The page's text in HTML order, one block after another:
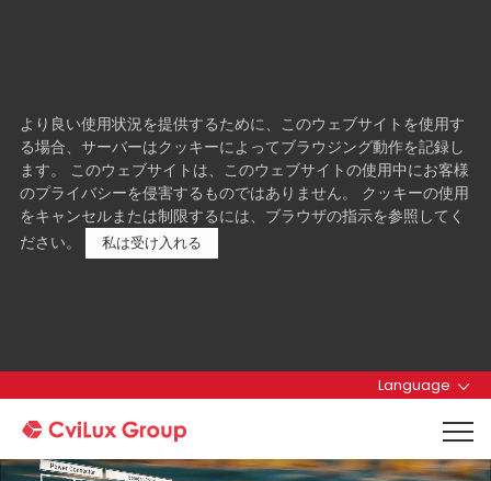
より良い使用状況を提供するために、このウェブサイトを使用す
る場合、サーバーはクッキーによってブラウジング動作を記録し
ます。 このウェブサイトは、このウェブサイトの使用中にお客様
のプライバシーを侵害するものではありません。 クッキーの使用
をキャンセルまたは制限するには、ブラウザの指示を参照してく
ださい。
私は受け入れる
Language